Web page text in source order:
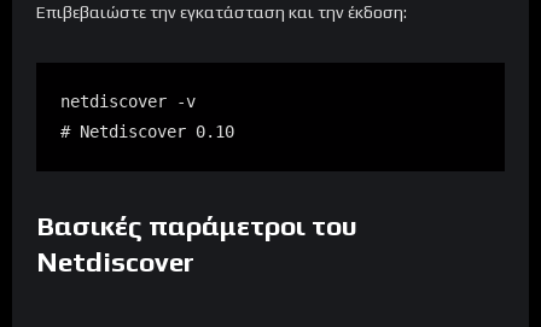
Επιβεβαιώστε την εγκατάσταση και την έκδοση:
netdiscover -v
# Netdiscover 0.10
Βασικές παράμετροι του
Netdiscover